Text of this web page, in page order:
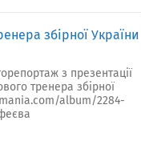
збірної України
з презентації
тренера збірної
album/2284-